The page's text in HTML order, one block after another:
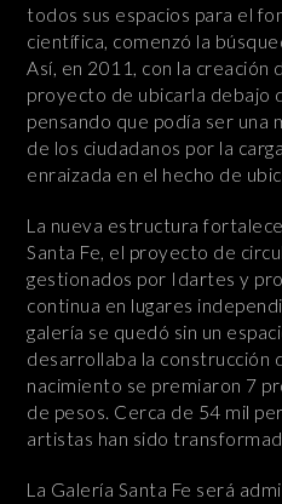
todos sus espacios para el
científica, comenzó la
Así, en 2011, con la creación
proyecto de ubicarla debajo
pensando que podía ser una
de los ciudadanos por la
enraizada en el hecho de
La nueva estructura
Santa Fe, el proyecto de
gestionados por Idartes y
continua en lugares
galería se quedó sin un
desarrollaba la construcción
nacimiento se premiaron 7
de pesos. Cerca de 54 mil
artistas han sido
La Galería Santa Fe será